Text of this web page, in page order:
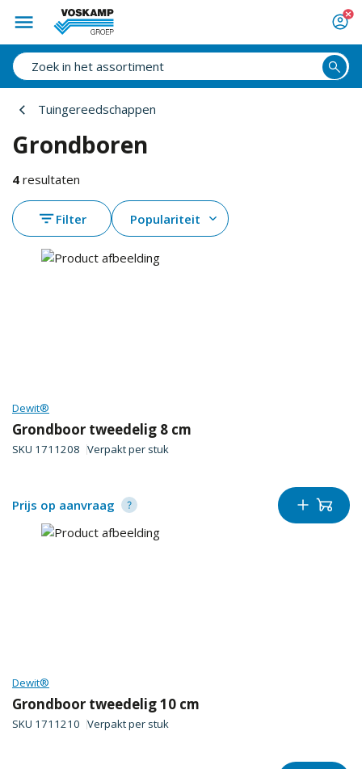
Tuingereedschappen
Grondboren
4 resultaten
Filter Populariteit
Dewit®
Grondboor tweedelig 8 cm
SKU 1711208 Verpakt per stuk
Prijs op aanvraag
Dewit®
Grondboor tweedelig 10 cm
SKU 1711210 Verpakt per stuk